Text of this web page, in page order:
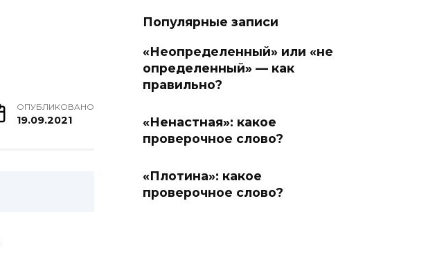
ОПУБЛИКОВАНО
19.09.2021
Популярные записи
«Неопределенный» или «не
определенный» — как
правильно?
«Ненастная»: какое
проверочное слово?
«Плотина»: какое
проверочное слово?